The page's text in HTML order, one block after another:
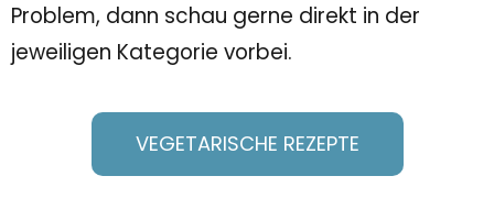
Problem, dann schau gerne direkt in der
jeweiligen Kategorie vorbei.
VEGETARISCHE REZEPTE